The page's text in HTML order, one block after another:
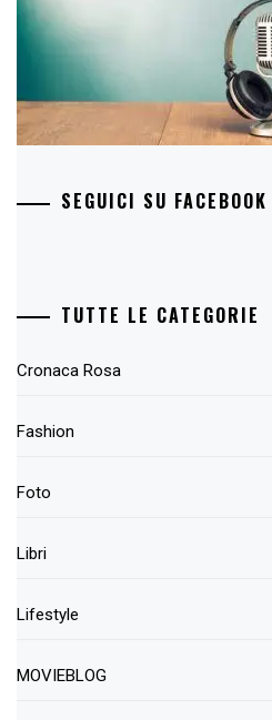
SEGUICI SU FACEBOOK
TUTTE LE CATEGORIE
Cronaca Rosa
Fashion
Foto
Libri
Lifestyle
MOVIEBLOG